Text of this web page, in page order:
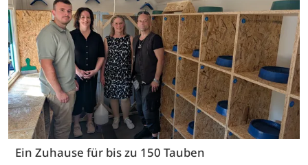
Ein Zuhause für bis zu 150 Tauben